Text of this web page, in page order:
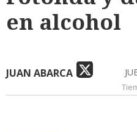
en alcohol
JUAN ABARCA